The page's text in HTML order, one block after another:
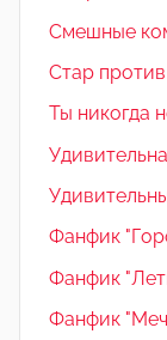
Смешные
Стар
Ты никогда
Фанфик
Фанфик
Фанфик